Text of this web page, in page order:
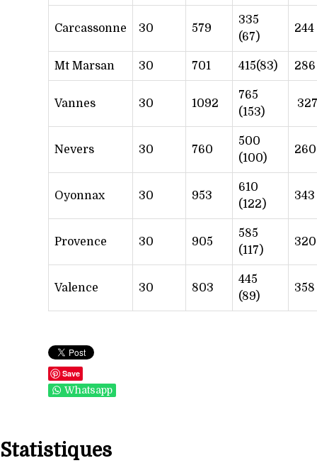
Carcassonne 30 579
335
(67)
244
Mt Marsan 30 701 415(83) 286
Vannes 30 1092
765
(153)
327
Nevers 30 760
500
(100)
260
Oyonnax 30 953
610
(122)
343
Provence 30 905
585
(117)
320
Valence 30 803
445
(89)
358
Save
Whatsapp
Statistiques